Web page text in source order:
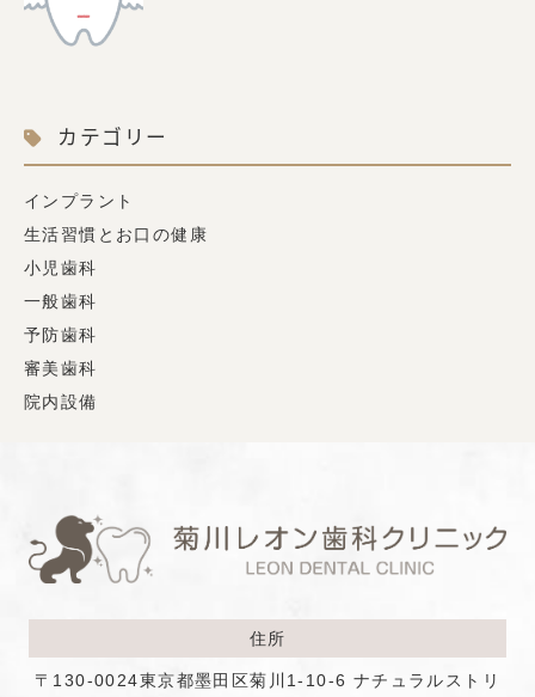
カテゴリー
インプラント
生活習慣とお口の健康
小児歯科
一般歯科
予防歯科
審美歯科
院内設備
住所
〒130-0024東京都墨田区菊川1-10-6 ナチュラルストリ